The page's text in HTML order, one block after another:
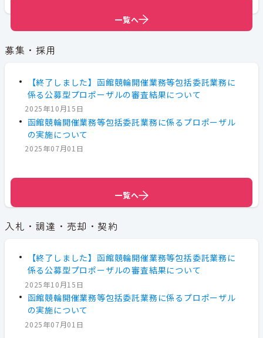
一覧へ
一覧へ
募集・採用
【終了しました】函館競輪開催業務等包括委託業務に
係る公募型プロポーザルの審査結果について
2025年10月15日
函館競輪開催業務等包括委託業務に係るプロポーザル
の実施について
2025年07月01日
一覧へ
一覧へ
入札・調達・売却・契約
【終了しました】函館競輪開催業務等包括委託業務に
係る公募型プロポーザルの審査結果について
2025年10月15日
函館競輪開催業務等包括委託業務に係るプロポーザル
の実施について
2025年07月01日